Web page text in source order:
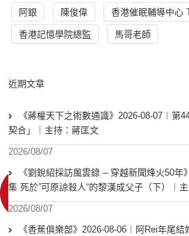
阿銀 陳俊偉 香港催眠輔導中心
香港記憶學院總監 馬哥老師
近期文章
《蔣權天下之術數通識》2026-08-07︱第
契合」｜主持：蔣匡文
2026/08/07
《劉銳紹採訪風雲錄 – 穿越新聞烽火50年
集 死於”可原諒殺人“的黎漢成父子（下）︱
2026/08/07
《香蕉俱樂部》2026-08-06︱阿Rei年尾